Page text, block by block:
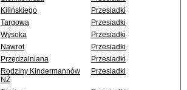
Kilińskiego
Przesiadki
Targowa
Przesiadki
Wysoka
Przesiadki
Nawrot
Przesiadki
Przędzalniana
Przesiadki
Rodziny Kindermannów
NŻ
Przesiadki